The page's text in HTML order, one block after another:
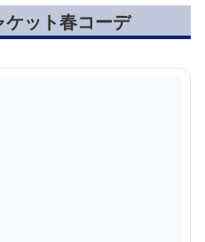
ット春コーデ